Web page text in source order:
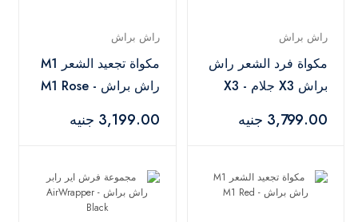
راش براش
مكواة فرد الشعر راش
براش X3 جلام - X3
3,799.00 جنيه
راش براش
مكواة تجعيد الشعر M1
راش براش - M1 Rose
3,199.00 جنيه